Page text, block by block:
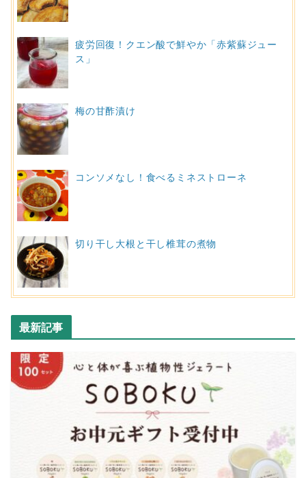
疲労回復！クエン酸で鮮やか「赤紫蘇ジュー
ス」
梅の甘酢漬け
コンソメなし！食べるミネストローネ
切り干し大根と干し椎茸の煮物
最新記事